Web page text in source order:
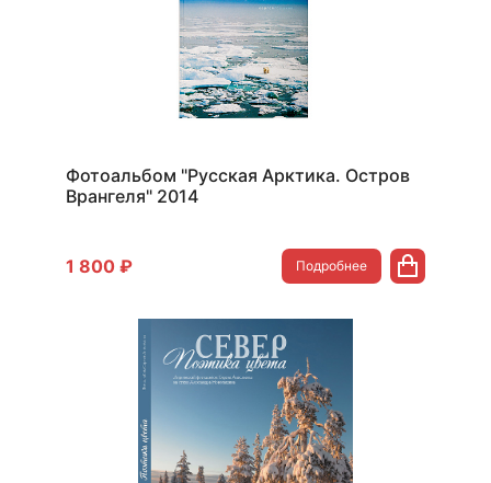
Фотоальбом "Русская Арктика. Остров
Врангеля" 2014
1 800 ₽ Подробнее